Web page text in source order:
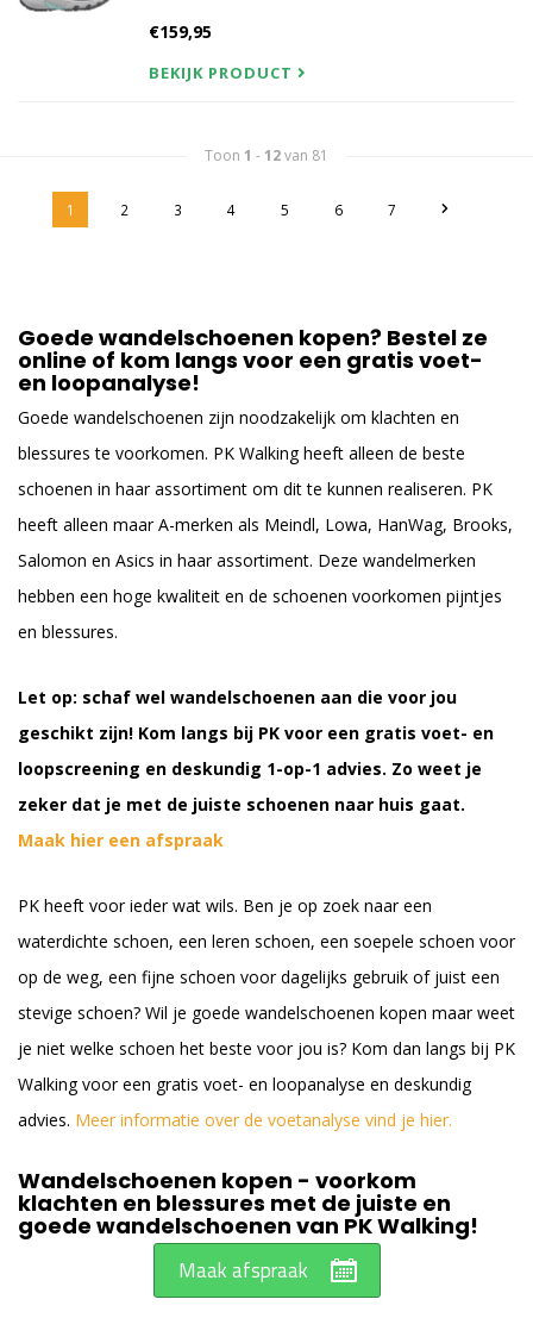
€159,95
BEKIJK PRODUCT
Toon 1 - 12van 81
1 2 3 4 5 6 7
Goede wandelschoenen kopen? Bestel ze
online of kom langs voor een gratis voet-
en loopanalyse!
Goede wandelschoenen zijn noodzakelijk om klachten en
blessures te voorkomen. PK Walking heeft alleen de beste
schoenen in haar assortiment om dit te kunnen realiseren. PK
heeft alleen maar A-merken als Meindl, Lowa, HanWag, Brooks,
Salomon en Asics in haar assortiment. Deze wandelmerken
hebben een hoge kwaliteit en de schoenen voorkomen pijntjes
en blessures.
Let op: schaf wel wandelschoenen aan die voor jou
geschikt zijn! Kom langs bij PK voor een gratis voet- en
loopscreening en deskundig 1-op-1 advies. Zo weet je
zeker dat je met de juiste schoenen naar huis gaat.
Maak hier een afspraak
PK heeft voor ieder wat wils. Ben je op zoek naar een
waterdichte schoen, een leren schoen, een soepele schoen voor
op de weg, een fijne schoen voor dagelijks gebruik of juist een
stevige schoen? Wil je goede wandelschoenen kopen maar weet
je niet welke schoen het beste voor jou is? Kom dan langs bij PK
Walking voor een gratis voet- en loopanalyse en deskundig
advies. Meer informatie over de voetanalyse vind je hier.
Wandelschoenen kopen - voorkom
klachten en blessures met de juiste en
goede wandelschoenen van PK Walking!
Maak afspraak